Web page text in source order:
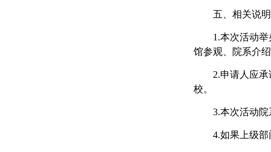
五、相关说明
1.本次活动
馆参观、院系介
2.申请人应
校。
3.本次活动
4.如果上级